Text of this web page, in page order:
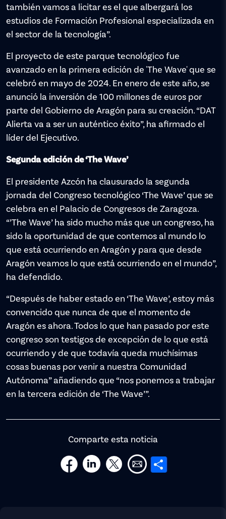
también vamos a licitar es el que albergará los
estudios de Formación Profesional especializada en
el sector de la tecnología”.
El proyecto de este parque tecnológico fue
avanzado en la primera edición de 'The Wave' que se
celebró en mayo de 2024. En enero de este año, se
anunció la inversión de 100 millones de euros por
parte del Gobierno de Aragón para su creación. “DAT
Alierta va a ser un auténtico éxito”, ha afirmado el
líder del Ejecutivo.
Segunda edición de ‘The Wave’
El presidente Azcón ha clausurado la segunda
jornada del Congreso tecnológico ‘The Wave’ que se
celebra en el Palacio de Congresos de Zaragoza.
“’The Wave’ ha sido mucho más que un congreso, ha
sido la oportunidad de que contemos al mundo lo
que está ocurriendo en Aragón y para que desde
Aragón veamos lo que está ocurriendo en el mundo”,
ha defendido.
“Después de haber estado en ‘The Wave’, estoy más
convencido que nunca de que el momento de
Aragón es ahora. Todos lo que han pasado por este
congreso son testigos de excepción de lo que está
ocurriendo y de que todavía queda muchísimas
cosas buenas por venir a nuestra Comunidad
Autónoma” añadiendo que “nos ponemos a trabajar
en la tercera edición de ‘The Wave’”.
Comparte esta noticia
Share